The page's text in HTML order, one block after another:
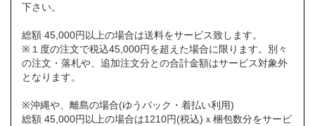
下さい。
総額 45,000円以上の場合は送料をサービス致します。
※１度の注文で税込45,000円を超えた場合に限ります。別々
の注文・落札や、追加注文分との合計金額はサービス対象外
となります。
※沖縄や、離島の場合(ゆうパック・着払い利用)
総額 45,000円以上の場合は1210円(税込)ｘ梱包数分をサービ